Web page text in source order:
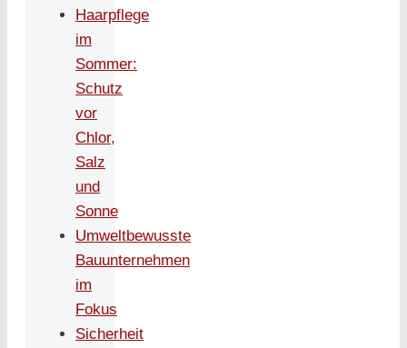
Haarpflege
im
Sommer:
Schutz
vor
Chlor,
Salz
und
Sonne
Umweltbewusste
Bauunternehmen
im
Fokus
Sicherheit